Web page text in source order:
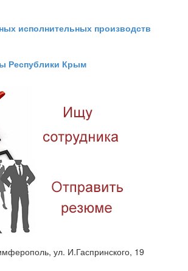
исполнительных производств
Республики Крым
ул. И.Гаспринского, 19